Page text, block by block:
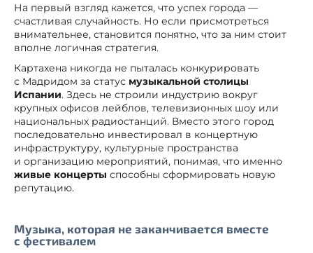
На первый взгляд кажется, что успех города —
счастливая случайность. Но если присмотреться
внимательнее, становится понятно, что за ним стоит
вполне логичная стратегия.
Картахена никогда не пыталась конкурировать
с Мадридом за статус музыкальной столицы
Испании. Здесь не строили индустрию вокруг
крупных офисов лейблов, телевизионных шоу или
национальных радиостанций. Вместо этого город
последовательно инвестировал в концертную
инфраструктуру, культурные пространства
и организацию мероприятий, понимая, что именно
живые концерты способны сформировать новую
репутацию.
Музыка, которая не заканчивается вместе
с фестивалем